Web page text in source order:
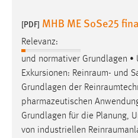
[PDF] MHB ME SoSe25
Relevanz:
und normativer Grundlagen •
Exkursionen: Reinraum- und
Grundlagen der
pharmazeutischen
Grundlagen für die Planung,
von industriellen